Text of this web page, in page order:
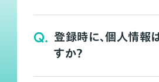
Q. 登録時に、個人情報
すか？